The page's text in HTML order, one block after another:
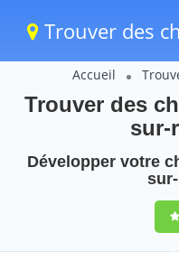
Trouver des
Accueil
Trouver des
sur-
Développer votre